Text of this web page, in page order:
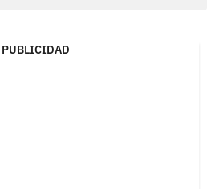
PUBLICIDAD